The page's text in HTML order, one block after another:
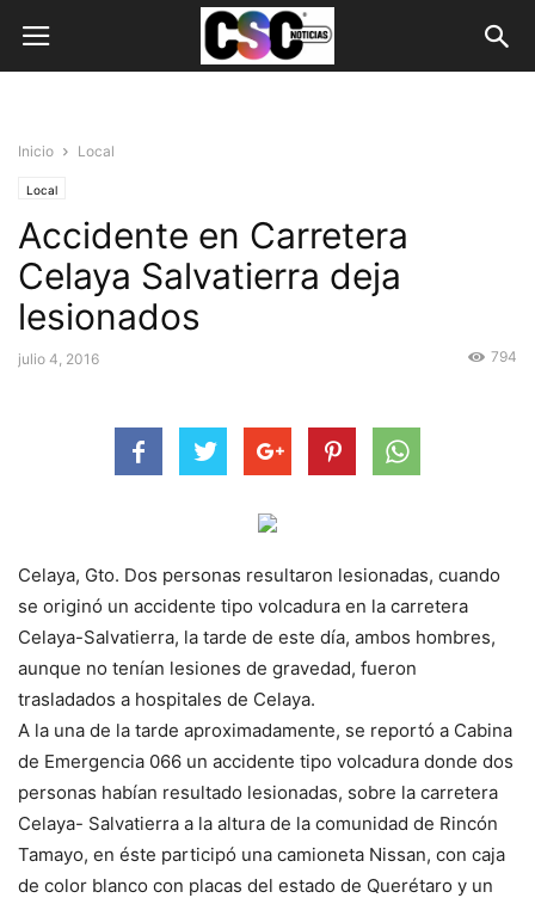
Inicio Local
Local
Accidente en Carretera
Celaya Salvatierra deja
lesionados
julio 4, 2016 794
Celaya, Gto. Dos personas resultaron lesionadas, cuando
se originó un accidente tipo volcadura en la carretera
Celaya-Salvatierra, la tarde de este día, ambos hombres,
aunque no tenían lesiones de gravedad, fueron
trasladados a hospitales de Celaya.
A la una de la tarde aproximadamente, se reportó a Cabina
de Emergencia 066 un accidente tipo volcadura donde dos
personas habían resultado lesionadas, sobre la carretera
Celaya- Salvatierra a la altura de la comunidad de Rincón
Tamayo, en éste participó una camioneta Nissan, con caja
de color blanco con placas del estado de Querétaro y un